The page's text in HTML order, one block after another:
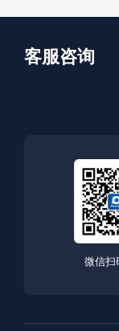
客服咨询
微信扫